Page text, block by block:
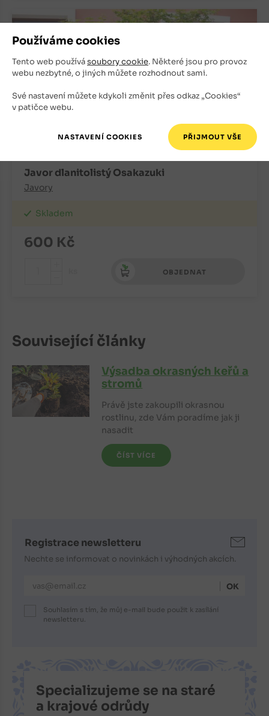
Používáme cookies
Tento web používásoubory cookie. Některé jsou pro provoz
webu nezbytné, o jiných můžete rozhodnout sami.
Své nastavení můžete kdykoli změnit přes odkaz „Cookies“
v patičce webu.
Javor dlanitolistý Osakazuki
Javory
Skladem
600 Kč
OBJEDNAT
Související články
Výsadba okrasných keřů a
stromů
Právě jste zakoupili okrasnou
rostlinu, zde Vám poradíme jak ji
nasadit
ČÍST VÍCE
Registrace newsletteru
Nechte se informovat o novinkách i výhodných akcích.
E-mailová adresa
Souhlasím s tím, že můj e-mail bude použit k zasílání
newsletteru.
Specializujeme se na staré
a krajové odrůdy